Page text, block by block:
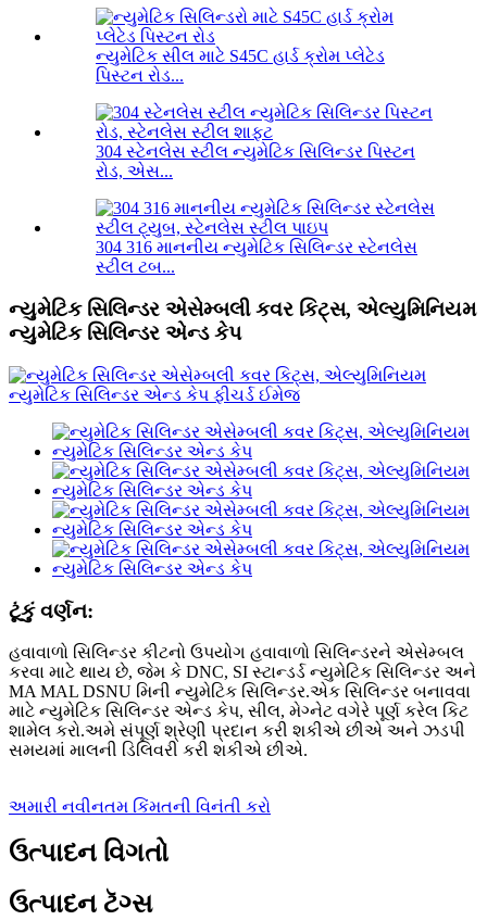
ન્યુમેટિક સીલ માટે S45C હાર્ડ ક્રોમ પ્લેટેડ
પિસ્ટન રોડ...
304 સ્ટેનલેસ સ્ટીલ ન્યુમેટિક સિલિન્ડર પિસ્ટન
રોડ, એસ...
304 316 માનનીય ન્યુમેટિક સિલિન્ડર સ્ટેનલેસ
સ્ટીલ ટબ...
ન્યુમેટિક સિલિન્ડર એસેમ્બલી કવર કિટ્સ, એલ્યુમિનિયમ
ન્યુમેટિક સિલિન્ડર એન્ડ કેપ
ટૂંકું વર્ણન:
હવાવાળો સિલિન્ડર કીટનો ઉપયોગ હવાવાળો સિલિન્ડરને એસેમ્બલ
કરવા માટે થાય છે, જેમ કે DNC, SI સ્ટાન્ડર્ડ ન્યુમેટિક સિલિન્ડર અને
MA MAL DSNU મિની ન્યુમેટિક સિલિન્ડર.એક સિલિન્ડર બનાવવા
માટે ન્યુમેટિક સિલિન્ડર એન્ડ કેપ, સીલ, મેગ્નેટ વગેરે પૂર્ણ કરેલ કિટ
શામેલ કરો.અમે સંપૂર્ણ શ્રેણી પ્રદાન કરી શકીએ છીએ અને ઝડપી
સમયમાં માલની ડિલિવરી કરી શકીએ છીએ.
અમારી નવીનતમ કિંમતની વિનંતી કરો
ઉત્પાદન વિગતો
ઉત્પાદન ટૅગ્સ